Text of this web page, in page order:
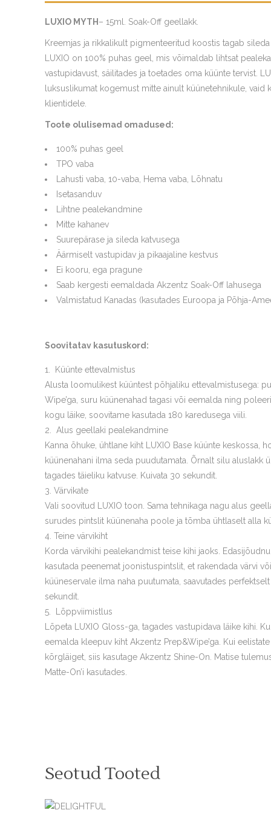
LUXIO MYTH – 15ml. Soak-Off geellakk.
Kreemjas ja rikkalikult pigmenteeritud koostis tagab
LUXIO on 100% puhas geel, mis võimaldab lihtsat
vastupidavust, säilitades ja toetades oma küünte tervist.
luksuslikumat kogemust mitte ainult küünetehnikule, vaid
klientidele.
Toote olulisemad omadused:
100% puhas geel
TPO vaba
Lahusti vaba, 10-vaba, Hema vaba, Lõhnatu
Isetasanduv
Lihtne pealekandmine
Mitte kahanev
Suurepärase ja sileda katvusega
Äärmiselt vastupidav ja pikaajaline kestvus
Ei kooru, ega pragune
Saab kergesti eemaldada Akzentz Soak-Off lahusega
Valmistatud Kanadas (kasutades Euroopa ja Põhja-
Soovitatav kasutuskord:
Küünte ettevalmistus
Alusta loomulikest küüntest põhjaliku ettevalmistusega:
Wipe’ga, suru küünenahad tagasi või eemalda ning
kogu läike, soovitame kasutada 180 karedusega viili.
Alus geellaki pealekandmine
Kanna õhuke, ühtlane kiht LUXIO Base küünte keskossa,
küünenahani ilma seda puudutamata. Õrnalt silu aluslakk
tagades täieliku katvuse. Kuivata 30 sekundit.
Värvikate
Vali soovitud LUXIO toon. Sama tehnikaga nagu alus
surudes pintslit küünenaha poole ja tõmba ühtlaselt alla
Teine värvikiht
Korda värvikihi pealekandmist teise kihi jaoks.
kasutada peenemat joonistuspintslit, et rakendada värvi
küüneservale ilma naha puutumata, saavutades
sekundit.
Lõppviimistlus
Lõpeta LUXIO Gloss-ga, tagades vastupidava läike kihi.
eemalda kleepuv kiht Akzentz Prep&Wipe’ga. Kui
kõrgläiget, siis kasutage Akzentz Shine-On. Matise
Matte-On’i kasutades.
Seotud Tooted